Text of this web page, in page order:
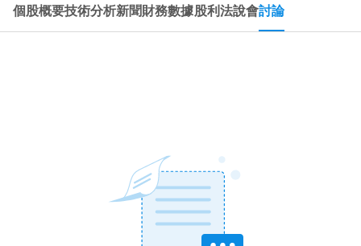
個股概要技術分析新聞財務數據股利法說會討論